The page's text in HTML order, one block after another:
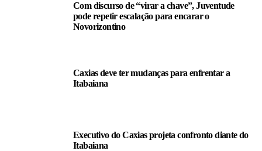
Com discurso de “virar a chave”, Juventude
pode repetir escalação para encarar o
Novorizontino
Caxias deve ter mudanças para enfrentar a
Itabaiana
Executivo do Caxias projeta confronto diante do
Itabaiana